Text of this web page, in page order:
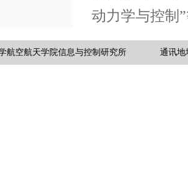
动力学与控制
航空航天学院信息与控制研究所 通讯地